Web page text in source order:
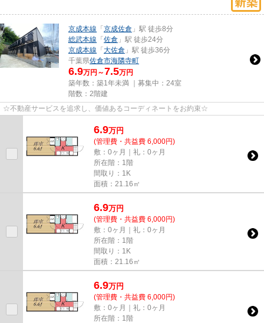
京成本線 「京成佐倉 」駅 徒歩8分
総武本線 「佐倉 」駅 徒歩24分
京成本線 「大佐倉 」駅 徒歩36分
千葉県佐倉市海隣寺町
6.9万円～7.5万円
築年数：築1年未満 ｜募集中： 24室
階数：2階建
☆不動産サービスを追求し、価値あるコーディネートをお約束☆
6.9万円
(管理費・共益費 6,000円)
敷：0ヶ月｜礼：0ヶ月
所在階：1階
間取り：1K
面積：21.16㎡
6.9万円
(管理費・共益費 6,000円)
敷：0ヶ月｜礼：0ヶ月
所在階：1階
間取り：1K
面積：21.16㎡
6.9万円
(管理費・共益費 6,000円)
敷：0ヶ月｜礼：0ヶ月
所在階：1階